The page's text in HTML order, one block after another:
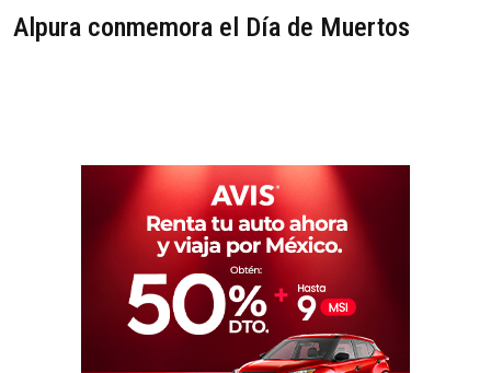
Alpura conmemora el Día de Muertos